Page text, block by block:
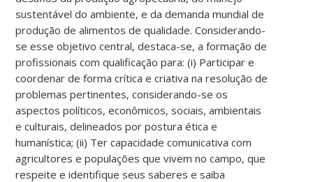
sustentável do ambiente, e da demanda mundial de
produção de alimentos de qualidade. Considerando-
se esse objetivo central, destaca-se, a formação de
profissionais com qualificação para: (i) Participar e
coordenar de forma crítica e criativa na resolução de
problemas pertinentes, considerando-se os
aspectos políticos, econômicos, sociais, ambientais
e culturais, delineados por postura ética e
humanística; (ii) Ter capacidade comunicativa com
agricultores e populações que vivem no campo, que
respeite e identifique seus saberes e saiba